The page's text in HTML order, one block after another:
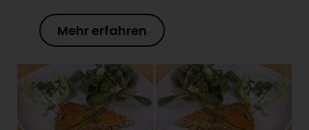
Mehr erfahren